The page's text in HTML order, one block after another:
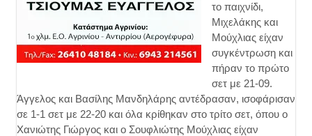
το παιχνίδι,
Μιχελάκης και
Μούχλιας είχαν
συγκέντρωση και
πήραν το πρώτο
σετ με 21-09.
Άγγελος και Βασίλης Μανδηλάρης αντέδρασαν, ισοφάρισαν
σε 1-1 σετ με 22-20 και όλα κρίθηκαν στο τρίτο σετ, όπου ο
Χανιώτης Γιώργος και ο Σουφλιώτης Μούχλιας είχαν